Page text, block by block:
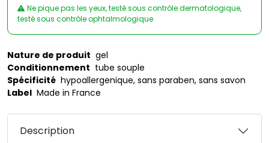
Ne pique pas les yeux, testé sous contrôle dermatologique,
testé sous contrôle ophtalmologique
Nature de produit gel
Conditionnement tube souple
Spécificité hypoallergenique, sans paraben, sans savon
Label Made in France
Description